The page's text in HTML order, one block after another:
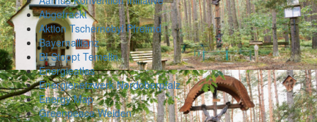
Abgefrackt
Aktion Tschernobyl Pfreimd
Bayernallianz
BI Stoppt Temelin
Energieatlas
Energienetzwerk Nordoberpfalz
Energy Map
Greenpeace Weiden